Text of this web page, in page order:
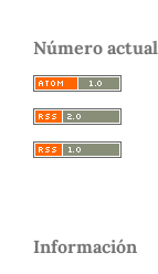
Número actual
Información